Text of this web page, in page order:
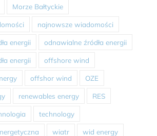
Morze Bałtyckie
najnowsze wiadomości
energii odnawialne źródła energii
energii offshore wind
offshor wind OZE
renewables energy RES
technology
wiatr wid energy